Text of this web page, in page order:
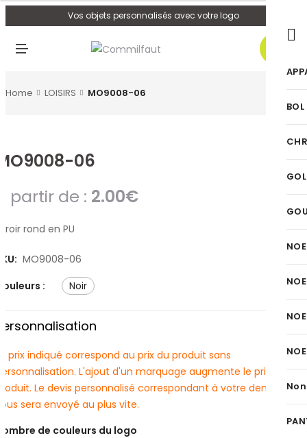
Vos objets personnalisés avec votre logo
U
0
Home LOISIRS MO9008-06
06
partir de : 2.00€
rond en PU
MO9008-06
:
noir
prix indiqué correspond au prix du produit sans
L'ajout d'un marquage augmente le prix du
Le devis personnalisé correspondant à votre demande
sera envoyé au plus vite.
de couleurs du logo
BOL